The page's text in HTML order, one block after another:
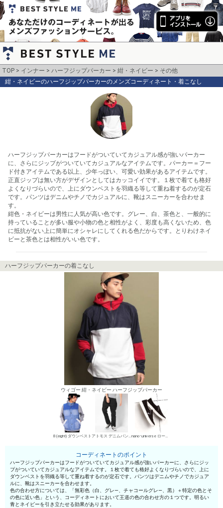
TOP インナー ハーフジップパーカー 紺・ネイビー
その他
紺・ネイビーのハーフジップパーカーのメンズコーディネート・着こなし
ハーフジップパーカーはフードがついていてカジュアル感が強いパーカー
に、さらにジップがついていてカジュアルなアイテムです。パーカー＝フー
ド付きアイテムである以上、少年っぽい、可愛い効果があるアイテムです。
正直ジップは無い方がデザインとしてはカッコイイです。１枚で着ても格好
よくなりづらいので、上にダウンベストを羽織る等して重ね着するのが定石
です。パンツはデニムやチノでカジュアルに、靴はスニーカーを合わせま
す。
紺色・ネイビーは男性に人気が高い色です。グレー、白、茶色と、一般的に
持っていることが多い服や小物の色と相性がよく、彩度も高くないため、色
に抵抗がない上に簡単にオシャレにしてくれる色だからです。とりわけネイ
ビーと茶色とは相性がいい色です。
ハーフジップパーカーの着こなし
ウィゴー 紺・ネイビー ハーフジップパーカー
８(eight) ダウンベスト アトモス デニムパンツ・ジーンズ nano･universe ローカットスニーカー
コーディネートのポイント
ハーフジップパーカーはフードがついていてカジュアル感が強いパーカーに、さらにジッ
プがついていてカジュアルなアイテムです。１枚で着ても格好よくなりづらいので、上に
ダウンベストを羽織る等して重ね着するのが定石です。パンツはデニムやチノでカジュア
ルに、靴はスニーカーを合わせます。
色の合わせ方については、「無彩色（白、グレ—、チャコールグレ—、黒）＋特定の色とそ
の色に近い色」という、コーディネートにおいて王道の色の合わせ方の１つです。明るい
青とネイビーを引き立たせる効果があります。